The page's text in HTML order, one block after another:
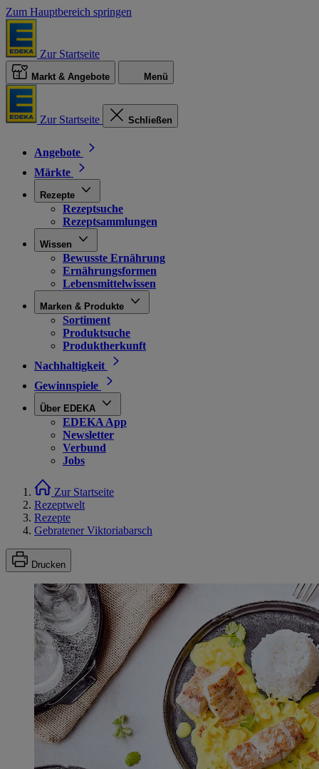
Zum Hauptbereich springen
Zur Startseite
Markt & Angebote Menü
Zur Startseite Schließen
Angebote
Märkte
Rezepte
Rezeptsuche
Rezeptsammlungen
Wissen
Bewusste Ernährung
Ernährungsformen
Lebensmittelwissen
Marken & Produkte
Sortiment
Produktsuche
Produktherkunft
Nachhaltigkeit
Gewinnspiele
Über EDEKA
EDEKA App
Newsletter
Verbund
Jobs
Zur Startseite
Rezeptwelt
Rezepte
Gebratener Viktoriabarsch
Drucken